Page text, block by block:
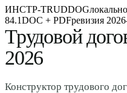
ИНСТР-TRUDDOG
84.1DOC + PDFревизия
Трудовой
2026
Конструктор трудового